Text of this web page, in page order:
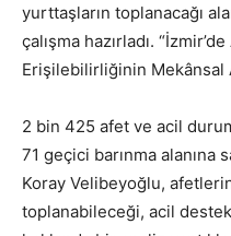
yurttaşların toplanacağı
çalışma hazırladı.
Erişilebilirliğinin Mekânsal
2 bin 425 afet ve acil
71 geçici barınma alanına
Koray Velibeyoğlu,
toplanabileceği, acil